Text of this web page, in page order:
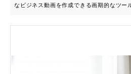
なビジネス動画を作成できる画期的なツー
ートなどを使用し、効果的なプレゼンテー
いる経営者、管理職★ マーケティングや